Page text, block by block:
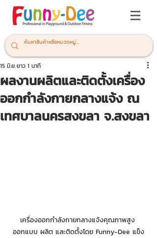
ผลงานผลิตและติดตั้งเครื่อง
ออกกำลังกายกลางแจ้ง ณ
เทศบาลนครสงขลา จ.สงขลา
15 มิ.ย.ยาว 1 นาที
เครื่องออกกำลังกายกลางแจ้งคุณภาพสูง
ออกแบบ ผลิต และติดตั้งโดย Funny-Dee แข็ง